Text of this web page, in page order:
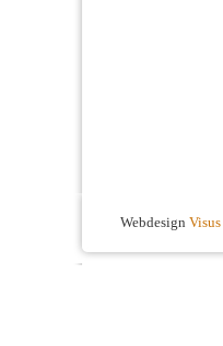
Webdesign Visus